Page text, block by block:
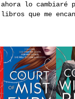
ahora lo
libros que me